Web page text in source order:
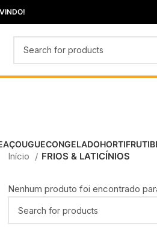
AÇOUGUECONGELADOHORTIFRUTI
Início FRIOS & LATICÍNIOS
Nenhum produto foi encontrado